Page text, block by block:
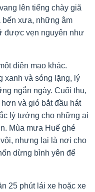
lên tiếng chày giã
bến xưa, những âm
được vẹn nguyên như
diện mạo khác.
xanh và sóng lặng, lý
ngắn ngày. Cuối thu,
và gió bắt đầu hát
lý tưởng cho những ai
Mùa mưa Huế ghé
nhưng lại là nơi cho
dừng bình yên để
25 phút lái xe hoặc xe